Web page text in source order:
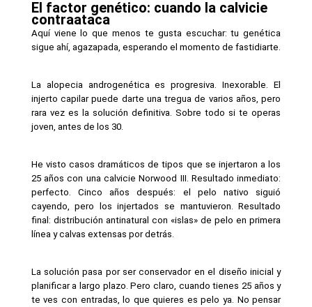
El factor genético: cuando la calvicie
contraataca
Aquí viene lo que menos te gusta escuchar: tu genética
sigue ahí, agazapada, esperando el momento de fastidiarte.
La alopecia androgenética es progresiva. Inexorable. El
injerto capilar puede darte una tregua de varios años, pero
rara vez es la solución definitiva. Sobre todo si te operas
joven, antes de los 30.
He visto casos dramáticos de tipos que se injertaron a los
25 años con una calvicie Norwood III. Resultado inmediato:
perfecto. Cinco años después: el pelo nativo siguió
cayendo, pero los injertados se mantuvieron. Resultado
final: distribución antinatural con «islas» de pelo en primera
línea y calvas extensas por detrás.
La solución pasa por ser conservador en el diseño inicial y
planificar a largo plazo. Pero claro, cuando tienes 25 años y
te ves con entradas, lo que quieres es pelo ya. No pensar